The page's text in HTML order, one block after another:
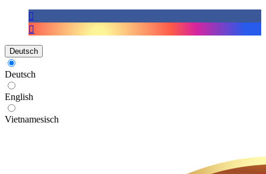
Deutsch
Deutsch
English
Vietnamesisch